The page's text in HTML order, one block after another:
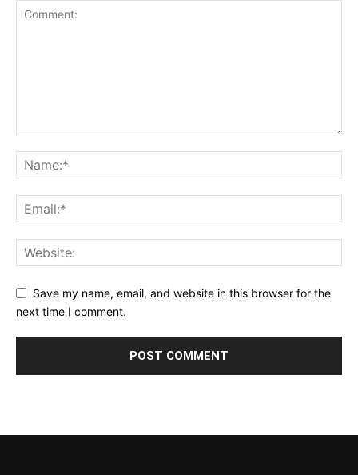
Save my name, email, and website in this browser for the
next time I comment.